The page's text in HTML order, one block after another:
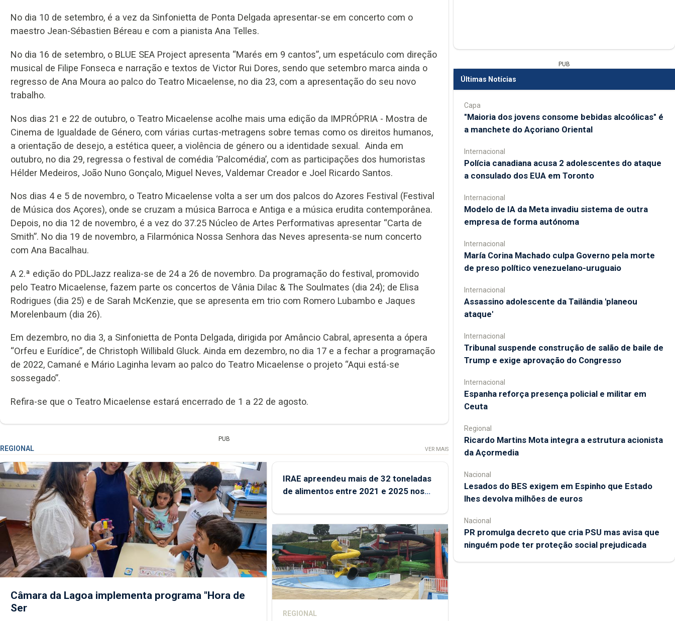
No dia 10 de setembro, é a vez da Sinfonietta de Ponta Delgada apresentar-se em concerto com o
maestro Jean-Sébastien Béreau e com a pianista Ana Telles.
No dia 16 de setembro, o BLUE SEA Project apresenta “Marés em 9 cantos”, um espetáculo com direção
musical de Filipe Fonseca e narração e textos de Victor Rui Dores, sendo que setembro marca ainda o
regresso de Ana Moura ao palco do Teatro Micaelense, no dia 23, com a apresentação do seu novo
trabalho.
Nos dias 21 e 22 de outubro, o Teatro Micaelense acolhe mais uma edição da IMPRÓPRIA - Mostra de
Cinema de Igualdade de Género, com várias curtas-metragens sobre temas como os direitos humanos,
a orientação de desejo, a estética queer, a violência de género ou a identidade sexual. Ainda em
outubro, no dia 29, regressa o festival de comédia ‘Palcomédia’, com as participações dos humoristas
Hélder Medeiros, João Nuno Gonçalo, Miguel Neves, Valdemar Creador e Joel Ricardo Santos.
Nos dias 4 e 5 de novembro, o Teatro Micaelense volta a ser um dos palcos do Azores Festival (Festival
de Música dos Açores), onde se cruzam a música Barroca e Antiga e a música erudita contemporânea.
Depois, no dia 12 de novembro, é a vez do 37.25 Núcleo de Artes Performativas apresentar “Carta de
Smith”. No dia 19 de novembro, a Filarmónica Nossa Senhora das Neves apresenta-se num concerto
com Ana Bacalhau.
A 2.ª edição do PDLJazz realiza-se de 24 a 26 de novembro. Da programação do festival, promovido
pelo Teatro Micaelense, fazem parte os concertos de Vânia Dilac & The Soulmates (dia 24); de Elisa
Rodrigues (dia 25) e de Sarah McKenzie, que se apresenta em trio com Romero Lubambo e Jaques
Morelenbaum (dia 26).
Em dezembro, no dia 3, a Sinfonietta de Ponta Delgada, dirigida por Amâncio Cabral, apresenta a ópera
“Orfeu e Eurídice”, de Christoph Willibald Gluck. Ainda em dezembro, no dia 17 e a fechar a programação
de 2022, Camané e Mário Laginha levam ao palco do Teatro Micaelense o projeto “Aqui está-se
sossegado”.
Refira-se que o Teatro Micaelense estará encerrado de 1 a 22 de agosto.
PUB
REGIONAL VER MAIS
Câmara da Lagoa implementa programa "Hora de
Ser
IRAE apreendeu mais de 32 toneladas
de alimentos entre 2021 e 2025 nos
REGIONAL
PUB
Últimas Notícias
Capa
"Maioria dos jovens consome bebidas alcoólicas" é
a manchete do Açoriano Oriental
Internacional
Polícia canadiana acusa 2 adolescentes do ataque
a consulado dos EUA em Toronto
Internacional
Modelo de IA da Meta invadiu sistema de outra
empresa de forma autónoma
Internacional
María Corina Machado culpa Governo pela morte
de preso político venezuelano-uruguaio
Internacional
Assassino adolescente da Tailândia 'planeou
ataque'
Internacional
Tribunal suspende construção de salão de baile de
Trump e exige aprovação do Congresso
Internacional
Espanha reforça presença policial e militar em
Ceuta
Regional
Ricardo Martins Mota integra a estrutura acionista
da Açormedia
Nacional
Lesados do BES exigem em Espinho que Estado
lhes devolva milhões de euros
Nacional
PR promulga decreto que cria PSU mas avisa que
ninguém pode ter proteção social prejudicada